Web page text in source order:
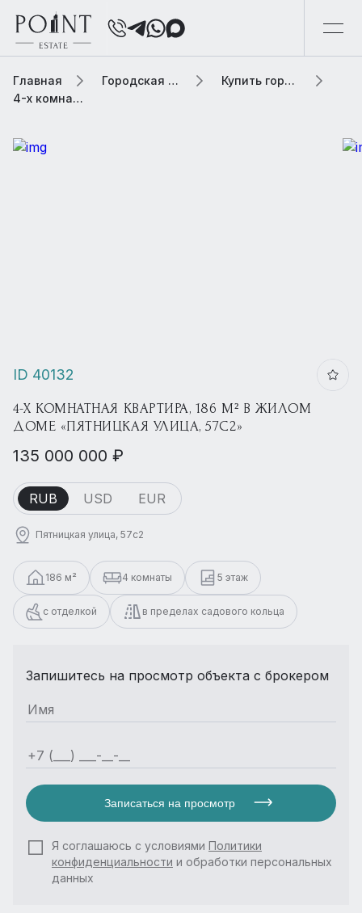
Главная Городская элитная недвижимость
Купить городскую недвижимость
4-х комнатная квартира, 186 м² В жилом доме «Пятницкая улица, 57с2»
ID 40132
4-Х КОМНАТНАЯ КВАРТИРА, 186 М² В ЖИЛОМ
ДОМЕ «ПЯТНИЦКАЯ УЛИЦА, 57С2»
135 000 000 ₽
RUB USD EUR
Пятницкая улица, 57с2
186 м² 4 комнаты 5 этаж
с отделкой в пределах садового кольца
Запишитесь на просмотр объекта с брокером
Записаться на просмотр
Я соглашаюсь с условиями Политики
конфиденциальности и обработки персональных
данных